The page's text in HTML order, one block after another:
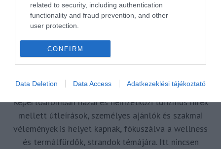
related to security, including authentication
functionality and fraud prevention, and other
user protection.
CONFIRM
Data Deletion Data Access Adatkezeklési tájékoztató
A Szerzőről
tanácsadó. Célom, hogy a kategória teremtő
blogmagazin keretein belül hiteles információ
és az utazni vágyó nagyközönség számára is.
Repertoáromban hazai és nemzetközi turizmus hírek
mellett útleírások, személyes ajánlók és szakmai
vélemények is helyet kapnak, fókuszálva a wellness
és termálfürdők, strandok témájára. Itt nincsen